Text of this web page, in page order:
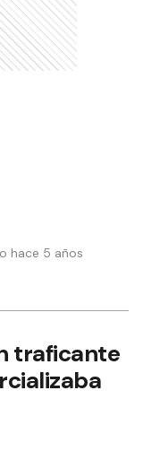
hace 5 años
traficante